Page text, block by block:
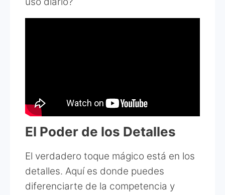
El Poder de los Detalles
El verdadero toque mágico está en los
detalles. Aquí es donde puedes
diferenciarte de la competencia y